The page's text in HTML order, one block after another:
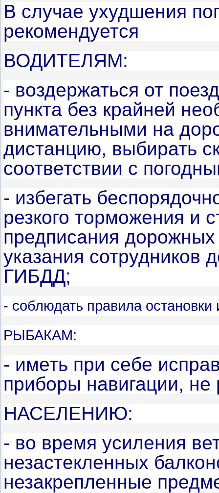
В случае ухудшения
рекомендуется
ВОДИТЕЛЯМ:
- воздержаться от
пункта без крайней
внимательными на
дистанцию, выбирать
соответствии с
- избегать
резкого торможения и
предписания
указания сотрудников
ГИБДД;
- соблюдать правила остановки
РЫБАКАМ:
- иметь при себе
приборы навигации, не
НАСЕЛЕНИЮ:
- во время усиления
незастекленных
незакрепленные